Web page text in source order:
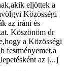
eljöttek a
Közösségi
az iráni és
Köszönöm dr
a Közösségi
festményemet,a
az [...]